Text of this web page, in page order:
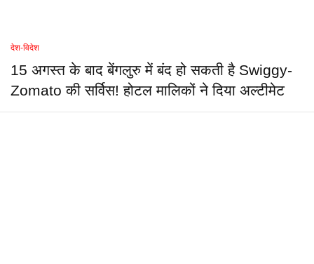
देश-विदेश
15 अगस्त के बाद बेंगलुरु में बंद हो सकती है Swiggy-
Zomato की सर्विस! होटल मालिकों ने दिया अल्टीमेट